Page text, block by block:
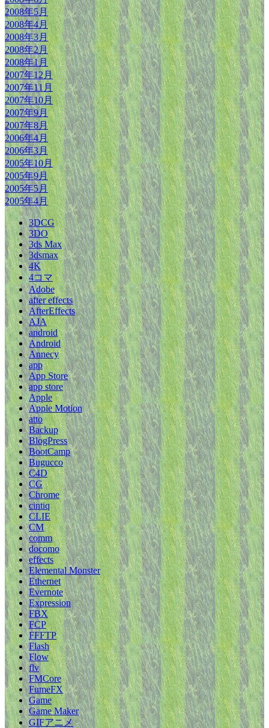
2008年5月
2008年4月
2008年3月
2008年2月
2008年1月
2007年12月
2007年11月
2007年10月
2007年9月
2007年8月
2006年4月
2006年3月
2005年10月
2005年9月
2005年5月
2005年4月
3DCG
3DO
3ds Max
3dsmax
4K
4コマ
Adobe
after effects
AfterEffects
AJA
android
Android
Annecy
app
App Store
app store
Apple
Apple Motion
atto
Backup
BlogPress
BootCamp
Bugucco
C4D
CG
Chrome
cintiq
CLIE
CM
comm
docomo
effects
Elemental Monster
Ethernet
Evernote
Expression
FBX
FCP
FFFTP
Flash
Flow
flv
FMCore
FumeFX
Game
Game Maker
GIFアニメ